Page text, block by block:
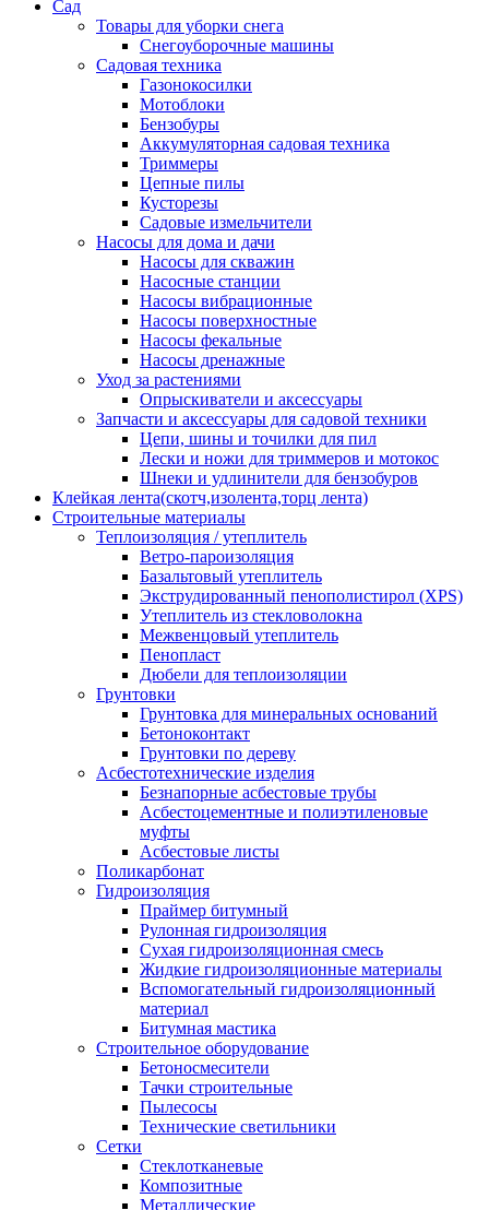
Сад
Товары для уборки снега
Снегоуборочные машины
Садовая техника
Газонокосилки
Мотоблоки
Бензобуры
Аккумуляторная садовая техника
Триммеры
Цепные пилы
Кусторезы
Садовые измельчители
Насосы для дома и дачи
Насосы для скважин
Насосные станции
Насосы вибрационные
Насосы поверхностные
Насосы фекальные
Насосы дренажные
Уход за растениями
Опрыскиватели и аксессуары
Запчасти и аксессуары для садовой техники
Цепи, шины и точилки для пил
Лески и ножи для триммеров и мотокос
Шнеки и удлинители для бензобуров
Клейкая лента(скотч,изолента,торц лента)
Строительные материалы
Теплоизоляция / утеплитель
Ветро-пароизоляция
Базальтовый утеплитель
Экструдированный пенополистирол (XPS)
Утеплитель из стекловолокна
Межвенцовый утеплитель
Пенопласт
Дюбели для теплоизоляции
Грунтовки
Грунтовка для минеральных оснований
Бетоноконтакт
Грунтовки по дереву
Асбестотехнические изделия
Безнапорные асбестовые трубы
Асбестоцементные и полиэтиленовые
муфты
Асбестовые листы
Поликарбонат
Гидроизоляция
Праймер битумный
Рулонная гидроизоляция
Сухая гидроизоляционная смесь
Жидкие гидроизоляционные материалы
Вспомогательный гидроизоляционный
материал
Битумная мастика
Строительное оборудование
Бетоносмесители
Тачки строительные
Пылесосы
Технические светильники
Сетки
Стеклотканевые
Композитные
Металлические